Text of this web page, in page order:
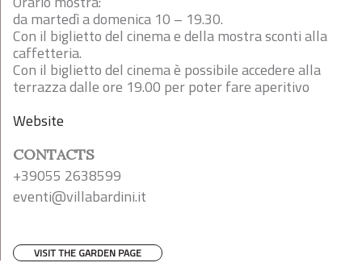
da martedì a domenica 10 – 19.30.
Con il biglietto del cinema e della mostra sconti alla
caffetteria.
Con il biglietto del cinema è possibile accedere alla
terrazza dalle ore 19.00 per poter fare aperitivo
Website
CONTACTS
+39055 2638599
eventi@villabardini.it
VISIT THE GARDEN PAGE